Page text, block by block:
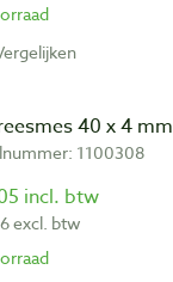
40 x 4 mm
1100308
incl. btw
excl. btw